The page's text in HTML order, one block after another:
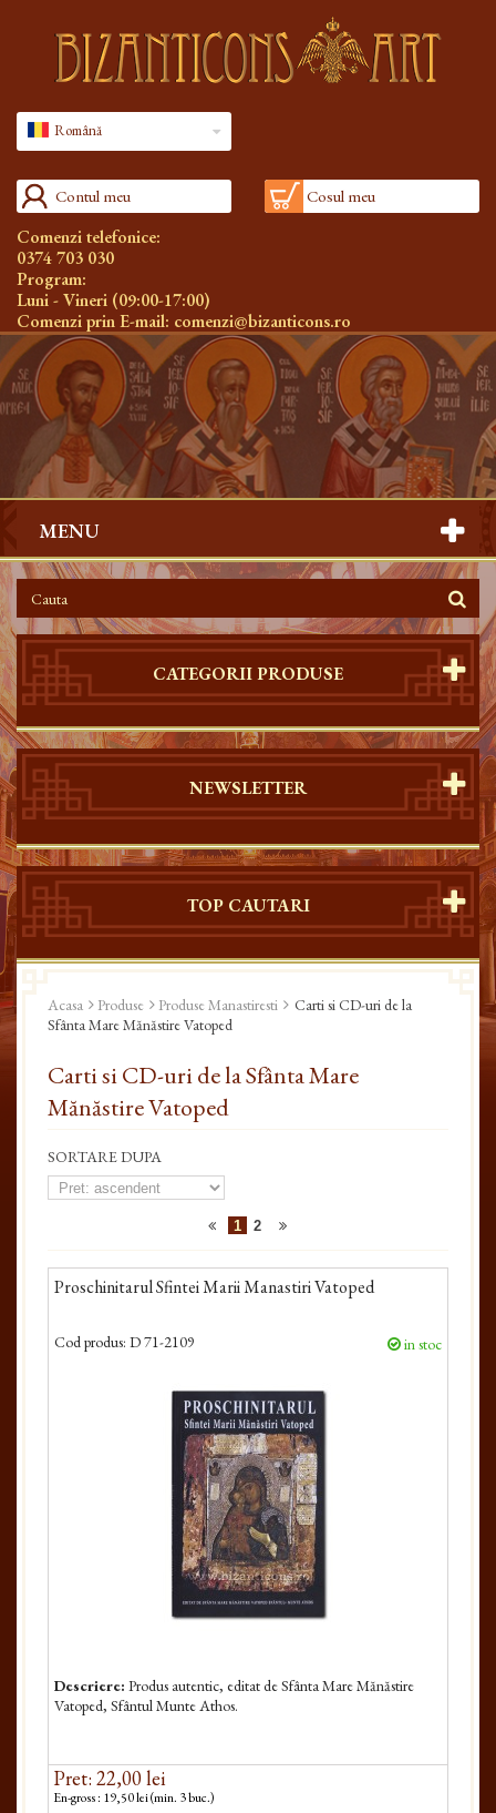
Română
Contul meu Cosul meu
Comenzi telefonice:
0374 703 030
Program:
Luni - Vineri (09:00-17:00)
Comenzi prin E-mail: comenzi@bizanticons.ro
MENU
CATEGORII PRODUSE
NEWSLETTER
TOP CAUTARI
Acasa Produse Produse Manastiresti
Carti si CD-uri de la
Sfânta Mare Mănăstire Vatoped
Carti si CD-uri de la Sfânta Mare
Mănăstire Vatoped
SORTARE DUPA
1 2
Proschinitarul Sfintei Marii Manastiri Vatoped
Cod produs: D 71-2109 in stoc
Descriere: Produs autentic, editat de Sfânta Mare Mănăstire
Vatoped, Sfântul Munte Athos.
Pret: 22,00 lei
En-gross : 19,50 lei (min. 3 buc.)